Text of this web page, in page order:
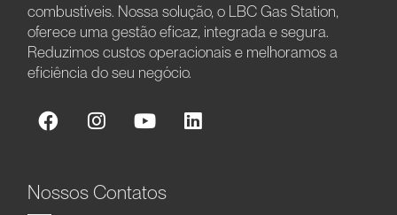
combustíveis. Nossa solução, o LBC Gas Station,
oferece uma gestão eficaz, integrada e segura.
Reduzimos custos operacionais e melhoramos a
eficiência do seu negócio.
Nossos Contatos